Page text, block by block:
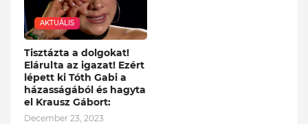
AKTUÁLIS
Tisztázta a dolgokat!
Elárulta az igazat! Ezért
lépett ki Tóth Gabi a
házasságából és hagyta
el Krausz Gábort:
December 23, 2023